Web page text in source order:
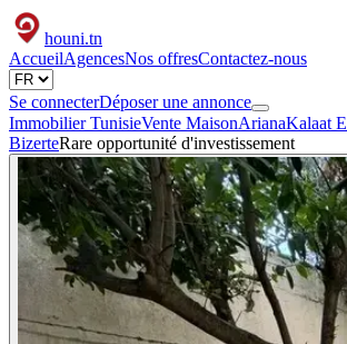
houni.tn
AccueilAgencesNos offresContactez-nous
Se connecterDéposer une annonce
Immobilier TunisieVente MaisonArianaKalaat
BizerteRare opportunité d'investissement